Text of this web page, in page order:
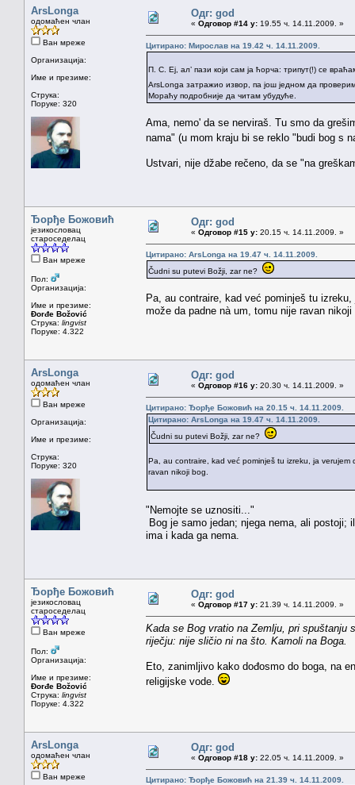
ArsLonga
одомаћен члан
Ван мреже
Организација:
Име и презиме:
Струка:
Поруке: 320
Одг: god
« Одговор #14 у: 19.55 ч. 14.11.2009. »
Цитирано: Мирослав на 19.42 ч. 14.11.2009.
П. С. Еј, ал’ пази који сам ја ћорча: трипут(!) се
ArsLonga затражио извор, па још једном да
Мораћу подробније да читам убудуће.
Ama, nemo' da se nerviraš. Tu smo da
nama" (u mom kraju bi se reklo "budi bog s
Ustvari, nije džabe rečeno, da se "na
Ђорђе Божовић
језикословац
староседелац
Ван мреже
Пол:
Организација:
Име и презиме:
Đorđe Božović
Струка: lingvist
Поруке: 4.322
Одг: god
« Одговор #15 у: 20.15 ч. 14.11.2009. »
Цитирано: ArsLonga на 19.47 ч. 14.11.2009.
Čudni su putevi Božji, zar ne?
Pa, au contraire, kad već pominješ tu
može da padne nà um, tomu nije ravan nikoji
ArsLonga
одомаћен члан
Ван мреже
Организација:
Име и презиме:
Струка:
Поруке: 320
Одг: god
« Одговор #16 у: 20.30 ч. 14.11.2009. »
Цитирано: Ђорђе Божовић на 20.15 ч. 14.11.2009.
Цитирано: ArsLonga на 19.47 ч. 14.11.2009.
Čudni su putevi Božji, zar ne?
Pa, au contraire, kad već pominješ tu izreku, ja
ravan nikoji bog.
"Nemojte se uznositi..."
Bog je samo jedan; njega nema, ali postoji;
ima i kada ga nema.
Ђорђе Божовић
језикословац
староседелац
Ван мреже
Пол:
Организација:
Име и презиме:
Đorđe Božović
Струка: lingvist
Поруке: 4.322
Одг: god
« Одговор #17 у: 21.39 ч. 14.11.2009. »
Kada se Bog vratio na Zemlju, pri spuštanju
riječju: nije sličio ni na što. Kamoli na Boga.
Eto, zanimljivo kako dođosmo do boga, na
religijske vode.
ArsLonga
одомаћен члан
Ван мреже
Одг: god
« Одговор #18 у: 22.05 ч. 14.11.2009. »
Цитирано: Ђорђе Божовић на 21.39 ч. 14.11.2009.